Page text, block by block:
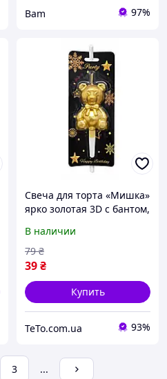
Bam 97%
Свеча для торта «Мишка»
ярко золотая 3D с бантом,
медвежонок, стильный
праздничный декор на
день рождения tet
В наличии
39₴
79 ₴
Купить
TeTo.com.ua 93%
3 ...